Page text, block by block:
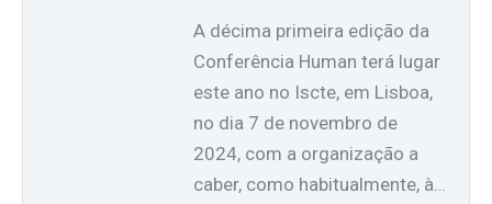
A décima primeira edição da
Conferência Human terá lugar
este ano no Iscte, em Lisboa,
no dia 7 de novembro de
2024, com a organização a
caber, como habitualmente, à…